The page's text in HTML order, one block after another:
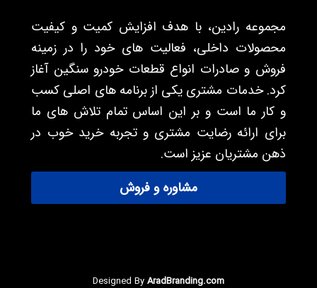
مجموعه رادین، با هدف افزایش کمیت و کیفیت
محصولات داخلی، فعالیت های خود را در زمینه
فروش و صادرات انواع قطعات خودرو سنگین آغاز
کرد. خدمات مشتری یکی از برنامه های اصلی کسب
و کار ما است و بر این اساس تمام تلاش های ما
برای ارائه رضایت مشتری و تجربه خرید خوب در
ذهن مشتریان عزیز است.
مشاوره و فروش
Designed ByAradBranding.com